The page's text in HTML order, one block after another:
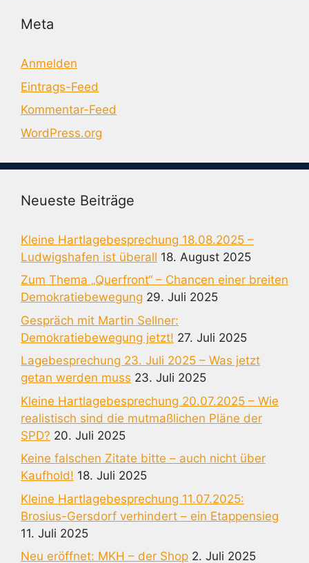
Meta
Anmelden
Eintrags-Feed
Kommentar-Feed
WordPress.org
Neueste Beiträge
Kleine Hartlagebesprechung 18.08.2025 –
Ludwigshafen ist überall 18. August 2025
Zum Thema „Querfront“ – Chancen einer breiten
Demokratiebewegung 29. Juli 2025
Gespräch mit Martin Sellner:
Demokratiebewegung jetzt! 27. Juli 2025
Lagebesprechung 23. Juli 2025 – Was jetzt
getan werden muss 23. Juli 2025
Kleine Hartlagebesprechung 20.07.2025 – Wie
realistisch sind die mutmaßlichen Pläne der
SPD? 20. Juli 2025
Keine falschen Zitate bitte – auch nicht über
Kaufhold! 18. Juli 2025
Kleine Hartlagebesprechung 11.07.2025:
Brosius-Gersdorf verhindert – ein Etappensieg
11. Juli 2025
Neu eröffnet: MKH – der Shop 2. Juli 2025